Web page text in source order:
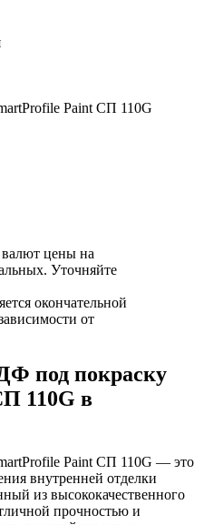
Paint СП 110G
цены на
Уточняйте
окончательной
от
под покраску
110G в
Paint СП 110G — это
внутренней отделки
из высококачественного
прочностью и